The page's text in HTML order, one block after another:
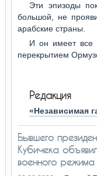
Эти эпизоды
большой, не
арабские страны.
И он имеет все
перекрытием
Редакция
«Независимая
Бывшего
Кубичека
военного режима